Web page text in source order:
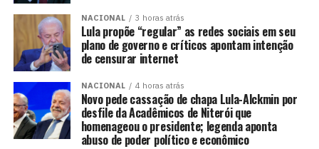
NACIONAL 3 horas atrás
Lula propõe “regular” as redes sociais em seu
plano de governo e críticos apontam intenção
de censurar internet
NACIONAL 4 horas atrás
Novo pede cassação de chapa Lula-Alckmin por
desfile da Acadêmicos de Niterói que
homenageou o presidente; legenda aponta
abuso de poder político e econômico